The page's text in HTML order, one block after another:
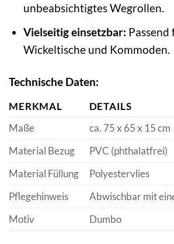
unbeabsichtigtes Wegrollen.
Vielseitig einsetzbar:
Wickeltische und Kommoden.
Technische Daten:
MERKMAL
DETAILS
Maße
ca. 75 x 65 x 15 cm
Material Bezug
PVC (phthalatfrei)
Material Füllung
Polyestervlies
Pflegehinweis
Abwischbar mit
Motiv
Dumbo